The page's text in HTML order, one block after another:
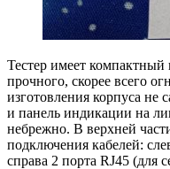
Тестер имеет компактный
прочного, скорее всего
изготовления корпуса не
и панель индикации на
небрежно. В верхней
подключения кабелей:
справа 2 порта RJ45 (для